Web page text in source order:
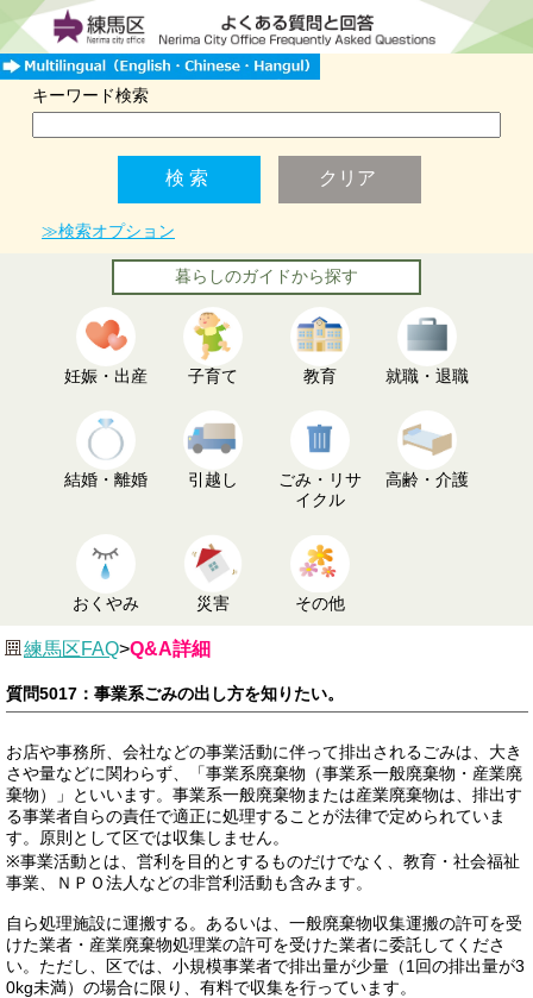
キーワード検索
≫検索オプション
暮らしのガイドから探す
妊娠・出産 子育て 教育 就職・退職
結婚・離婚 引越し
ごみ・リサ
イクル
高齢・介護
おくやみ 災害 その他
練馬区FAQ>Q&A詳細
質問5017：事業系ごみの出し方を知りたい。
お店や事務所、会社などの事業活動に伴って排出されるごみは、大き
さや量などに関わらず、「事業系廃棄物（事業系一般廃棄物・産業廃
棄物）」といいます。事業系一般廃棄物または産業廃棄物は、排出す
る事業者自らの責任で適正に処理することが法律で定められていま
す。原則として区では収集しません。
※事業活動とは、営利を目的とするものだけでなく、教育・社会福祉
事業、ＮＰＯ法人などの非営利活動も含みます。
自ら処理施設に運搬する。あるいは、一般廃棄物収集運搬の許可を受
けた業者・産業廃棄物処理業の許可を受けた業者に委託してくださ
い。ただし、区では、小規模事業者で排出量が少量（1回の排出量が3
0kg未満）の場合に限り、有料で収集を行っています。